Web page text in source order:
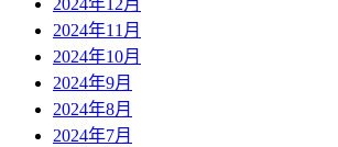
2024年11月
2024年10月
2024年9月
2024年8月
2024年7月